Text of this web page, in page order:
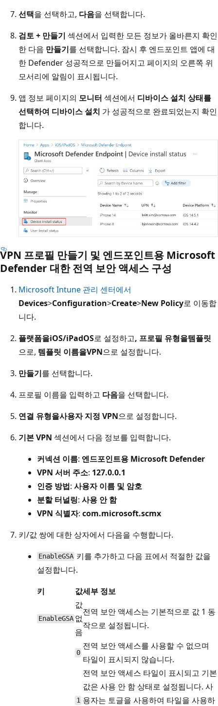
선택을 선택하고, 다음을 선택합니다.
검토 + 만들기 섹션에서 입력한 모든 정보가 올바른지 확인
한 다음 만들기를 선택합니다. 잠시 후 엔드포인트 앱에 대
한 Defender 성공적으로 만들어지고 페이지의 오른쪽 위
모서리에 알림이 표시됩니다.
앱 정보 페이지의 모니터 섹션에서 디바이스 설치 상태를
선택하여 디바이스 설치 가 성공적으로 완료되었는지 확인
합니다.
VPN 프로필 만들기 및 엔드포인트용 Microsoft
Defender 대한 전역 보안 액세스 구성
Microsoft Intune 관리 센터에서
Devices>Configuration>Create>New Policy로 이동합
니다.
플랫폼을iOS/iPadOS로 설정하고, 프로필 유형을템플릿
으로, 템플릿 이름을VPN으로 설정합니다.
만들기를 선택합니다.
프로필 이름을 입력하고 다음을 선택합니다.
연결 유형을사용자 지정 VPN으로 설정합니다.
기본 VPN 섹션에서 다음 정보를 입력합니다.
커넥션 이름: 엔드포인트용 Microsoft Defender
VPN 서버 주소: 127.0.0.1
인증 방법: 사용자 이름 및 암호
분할 터널링: 사용 안 함
VPN 식별자: com.microsoft.scmx
키/값 쌍에 대한 상자에서 다음을 수행합니다.
EnableGSA 키를 추가하고 다음 표에서 적절한 값을
설정합니다.
키
값세부 정보
EnableGSA
값
없
음
전역 보안 액세스는 기본적으로 값 1 동
작으로 설정됩니다.
0
전역 보안 액세스를 사용할 수 없으며
타일이 표시되지 않습니다.
1
전역 보안 액세스 타일이 표시되고 기본
값은 사용 안 함 상태로 설정됩니다. 사
용자는 토글을 사용하여 타일을 사용하